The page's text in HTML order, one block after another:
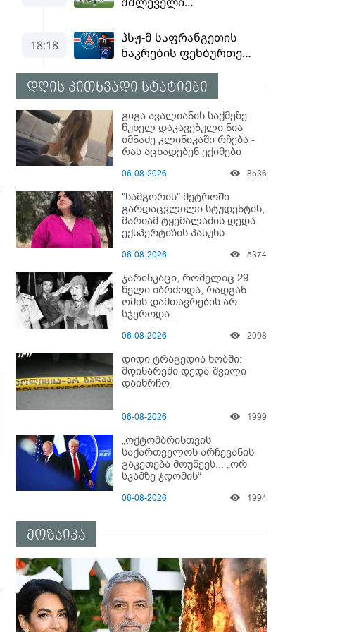
დღის კითხვადი სტატიები
გიგა ავალიანის საქმეზე
წუხელ დაკავებული ნია
იმნაძე კლინიკაში რჩება -
რას აცხადებენ ექიმები
06-08-2026 8536
"სამგორის" მეტროში
გარდაცვლილი სტუდენტის,
მარიამ ტყემალაძის დედა
ექსპერტიზის პასუხს
გოგონას გარდაცვალების
06-08-2026 5374
ჯარისკაცი, რომელიც 29
წელი იბრძოდა, რადგან
ომის დამთავრების არ
სჯეროდა...
06-08-2026 2098
დიდი ტრაგედია ხობში:
მდინარეში დედა-შვილი
დაიხრჩო
06-08-2026 1999
„ოქტომბრისთვის
საქართველოს არჩევანის
გაკეთება მოუწევს... „ორ
სკამზე ჯდომის“
დასრულდეს“ - მირიან
06-08-2026 1994
მოზაიკა